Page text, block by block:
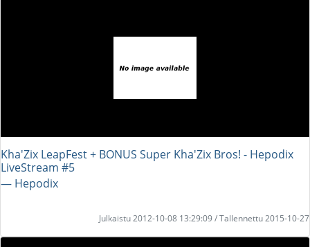
Kha'Zix LeapFest + BONUS Super Kha'Zix Bros! - Hepodix
LiveStream #5
― Hepodix
Julkaistu 2012-10-08 13:29:09 / Tallennettu 2015-10-27